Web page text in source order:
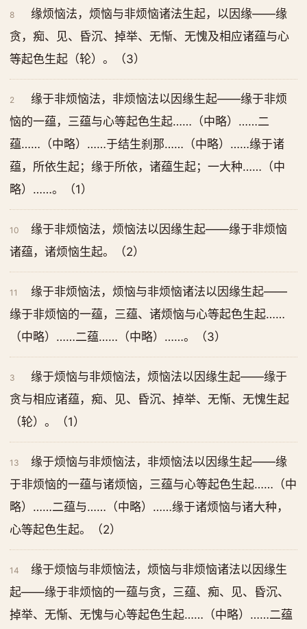
8
缘烦恼法，烦恼与非烦恼诸法生起，以因缘——缘
贪，痴、见、昏沉、掉举、无惭、无愧及相应诸蕴与心
等起色生起（轮）。（3）
2
缘于非烦恼法，非烦恼法以因缘生起——缘于非烦
恼的一蕴，三蕴与心等起色生起……（中略）……二
蕴……（中略）……于结生刹那……（中略）……缘于诸
蕴，所依生起；缘于所依，诸蕴生起；一大种……（中
略）……。（1）
10
缘于非烦恼法，烦恼法以因缘生起——缘于非烦恼
诸蕴，诸烦恼生起。（2）
11
缘于非烦恼法，烦恼与非烦恼诸法以因缘生起——
缘于非烦恼的一蕴，三蕴、诸烦恼与心等起色生起……
（中略）……二蕴……（中略）……。（3）
3
缘于烦恼与非烦恼法，烦恼法以因缘生起——缘于
贪与相应诸蕴，痴、见、昏沉、掉举、无惭、无愧生起
（轮）。（1）
13
缘于烦恼与非烦恼法，非烦恼法以因缘生起——缘
于非烦恼的一蕴与诸烦恼，三蕴与心等起色生起……（中
略）……二蕴与……（中略）……缘于诸烦恼与诸大种，
心等起色生起。（2）
14
缘于烦恼与非烦恼法，烦恼与非烦恼诸法以因缘生
起——缘于非烦恼的一蕴与贪，三蕴、痴、见、昏沉、
掉举、无惭、无愧与心等起色生起……（中略）……二蕴